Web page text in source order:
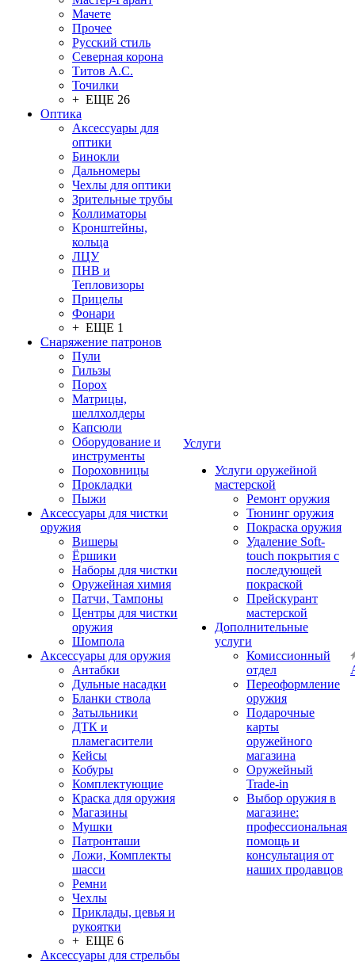
Мачете
Прочее
Русский стиль
Северная корона
Титов А.С.
Точилки
+ ЕЩЕ 26
Оптика
Аксессуары для
оптики
Бинокли
Дальномеры
Чехлы для оптики
Зрительные трубы
Коллиматоры
Кронштейны,
кольца
ЛЦУ
ПНВ и
Тепловизоры
Прицелы
Фонари
+ ЕЩЕ 1
Снаряжение патронов
Пули
Гильзы
Порох
Матрицы,
шеллхолдеры
Капсюли
Оборудование и
инструменты
Пороховницы
Прокладки
Пыжи
Аксессуары для чистки
оружия
Вишеры
Ёршики
Наборы для чистки
Оружейная химия
Патчи, Тампоны
Центры для чистки
оружия
Шомпола
Аксессуары для оружия
Антабки
Дульные насадки
Бланки ствола
Затыльники
ДТК и
пламегасители
Кейсы
Кобуры
Комплектующие
Краска для оружия
Магазины
Мушки
Патронташи
Ложи, Комплекты
шасси
Ремни
Чехлы
Приклады, цевья и
рукоятки
+ ЕЩЕ 6
Аксессуары для стрельбы
Услуги
Услуги оружейной
мастерской
Ремонт оружия
Тюнинг оружия
Покраска оружия
Удаление Soft-
touch покрытия с
последующей
покраской
Прейскурант
мастерской
Дополнительные
услуги
Комиссионный
отдел
Переоформление
оружия
Подарочные
карты
оружейного
магазина
Оружейный
Trade-in
Выбор оружия в
магазине:
профессиональная
помощь и
консультация от
наших продавцов